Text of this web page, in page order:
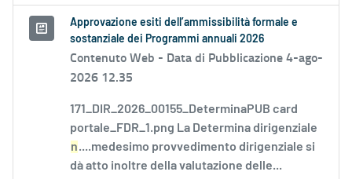
Approvazione esiti dell’ammissibilità formale e
sostanziale dei Programmi annuali 2026
Contenuto Web - Data di Pubblicazione 4-ago-
2026 12.35
171_DIR_2026_00155_DeterminaPUB card
portale_FDR_1.png La Determina dirigenziale
n....medesimo provvedimento dirigenziale si
dà atto inoltre della valutazione delle...